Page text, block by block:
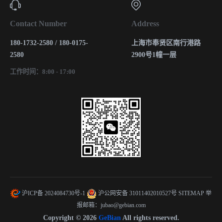
Contact Number
180-1732-2580 / 180-0175-
2580
工作时间：8:00 - 17:00
Address
上海市奉贤区南行港路
2900号1幢一层
沪ICP备 2024084730号-1 沪公网安备 31011402010527号 SITEMAP 举
报邮箱：jubao@gebian.com
Copyright © 2026 GeBianAll rights reserved.